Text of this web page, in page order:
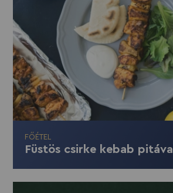
FŐÉTEL
Füstös csirke kebab pitával